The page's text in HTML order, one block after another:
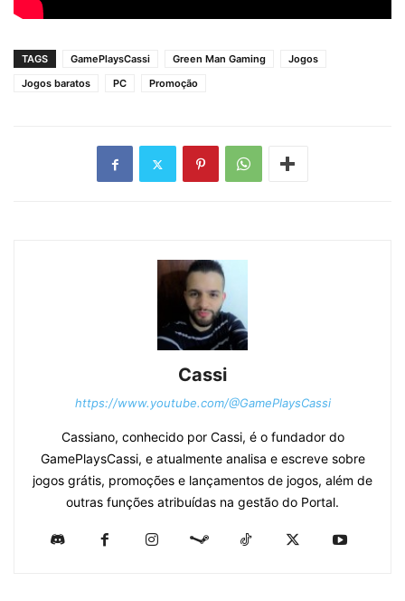
TAGS GamePlaysCassi Green Man Gaming
Jogos
Jogos baratos
PC Promoção
Cassi
https://www.youtube.com/@GamePlaysCassi
Cassiano, conhecido por Cassi, é o fundador do
GamePlaysCassi, e atualmente analisa e escreve sobre
jogos grátis, promoções e lançamentos de jogos, além de
outras funções atribuídas na gestão do Portal.